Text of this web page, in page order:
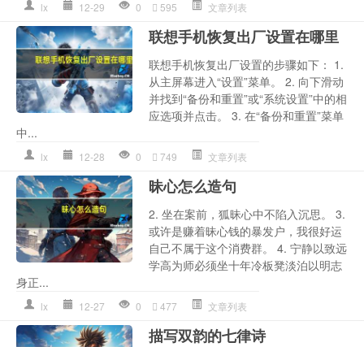
lx 12-29 0 595 文章列表
联想手机恢复出厂设置在哪里
联想手机恢复出厂设置的步骤如下： 1.
从主屏幕进入“设置”菜单。 2. 向下滑动
并找到“备份和重置”或“系统设置”中的相
应选项并点击。 3. 在“备份和重置”菜单
中...
lx 12-28 0 749 文章列表
昧心怎么造句
2. 坐在案前，狐昧心中不陷入沉思。 3.
或许是赚着昧心钱的暴发户，我很好运
自己不属于这个消费群。 4. 宁静以致远
学高为师必须坐十年冷板凳淡泊以明志
身正...
lx 12-27 0 477 文章列表
描写双韵的七律诗